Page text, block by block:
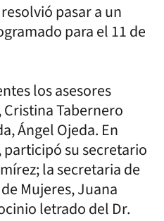
pasar a un
para el 11 de
los asesores
Tabernero
Ángel Ojeda. En
su secretario
la secretaria de
Mujeres, Juana
letrado del Dr.